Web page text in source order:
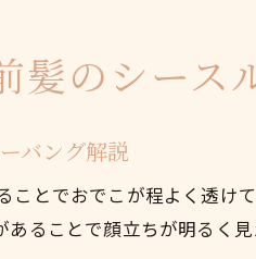
垢抜けを叶え
前髪で垢
前髪で顔
失敗しな
髪のシース
バング解説
ことでおでこが程よく透け
ることで顔立ちが明るく